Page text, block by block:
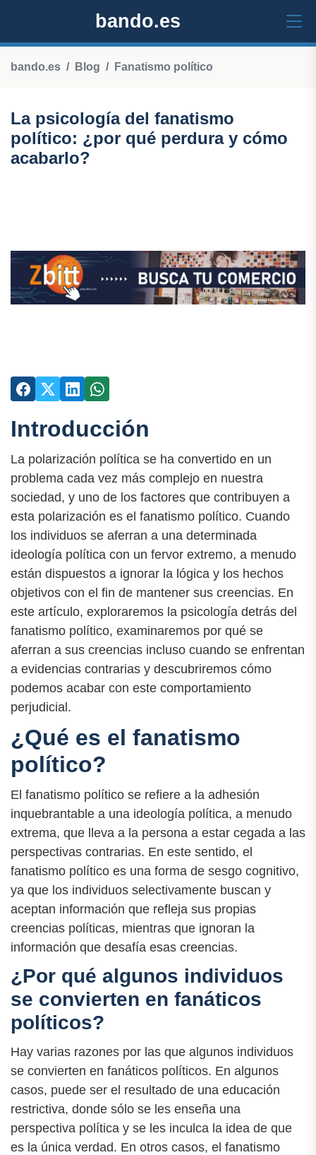
bando.es
bando.es Blog Fanatismo político
La psicología del fanatismo
político: ¿por qué perdura y cómo
acabarlo?
Introducción
La polarización política se ha convertido en un
problema cada vez más complejo en nuestra
sociedad, y uno de los factores que contribuyen a
esta polarización es el fanatismo político. Cuando
los individuos se aferran a una determinada
ideología política con un fervor extremo, a menudo
están dispuestos a ignorar la lógica y los hechos
objetivos con el fin de mantener sus creencias. En
este artículo, exploraremos la psicología detrás del
fanatismo político, examinaremos por qué se
aferran a sus creencias incluso cuando se enfrentan
a evidencias contrarias y descubriremos cómo
podemos acabar con este comportamiento
perjudicial.
¿Qué es el fanatismo
político?
El fanatismo político se refiere a la adhesión
inquebrantable a una ideología política, a menudo
extrema, que lleva a la persona a estar cegada a las
perspectivas contrarias. En este sentido, el
fanatismo político es una forma de sesgo cognitivo,
ya que los individuos selectivamente buscan y
aceptan información que refleja sus propias
creencias políticas, mientras que ignoran la
información que desafía esas creencias.
¿Por qué algunos individuos
se convierten en fanáticos
políticos?
Hay varias razones por las que algunos individuos
se convierten en fanáticos políticos. En algunos
casos, puede ser el resultado de una educación
restrictiva, donde sólo se les enseña una
perspectiva política y se les inculca la idea de que
es la única verdad. En otros casos, el fanatismo